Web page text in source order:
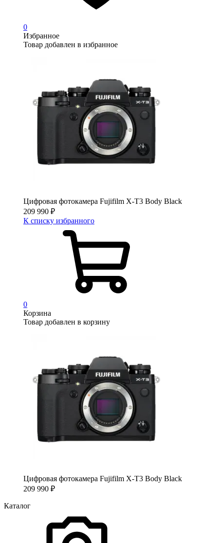
0
Избранное
Товар добавлен в избранное
Цифровая фотокамера Fujifilm X-T3 Body Black
209 990 ₽
К списку избранного
0
Корзина
Товар добавлен в корзину
Цифровая фотокамера Fujifilm X-T3 Body Black
209 990 ₽
Каталог